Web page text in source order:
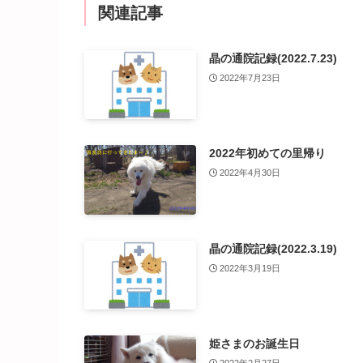
関連記事
晶の通院記録(2022.7.23)
2022年7月23日
2022年初めての里帰り
2022年4月30日
晶の通院記録(2022.3.19)
2022年3月19日
姫さまのお誕生日